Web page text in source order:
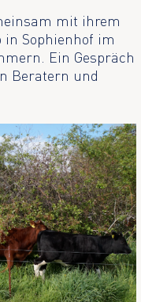
mit ihrem
Sophienhof im
Ein Gespräch
Beratern und